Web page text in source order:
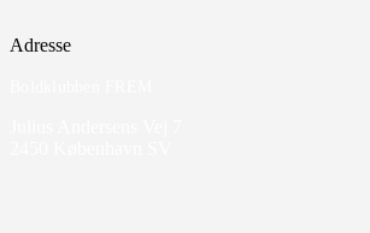
Adresse